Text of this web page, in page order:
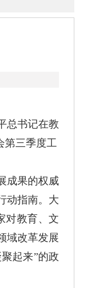
总书记在教
第三季度工
成果的权威
动指南。大
对教育、文
域改革发展
起来”的政